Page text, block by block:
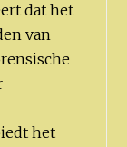
dat het
van
het